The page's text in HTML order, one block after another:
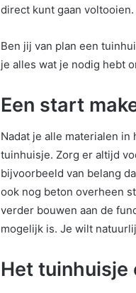
direct kunt gaan voltooien.
Ben jij van plan een
je alles wat je nodig hebt
Een start
Nadat je alle materialen
tuinhuisje. Zorg er altijd
bijvoorbeeld van belang
ook nog beton overheen
verder bouwen aan de
mogelijk is. Je wilt
Het tuinhuisje